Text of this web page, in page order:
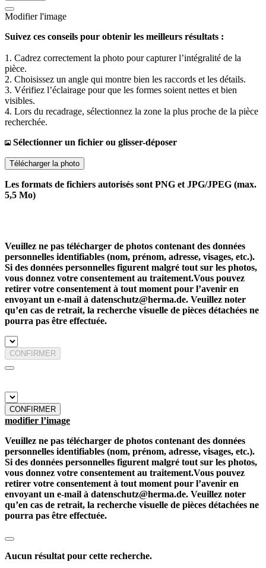
Modifier l'image
Suivez ces conseils pour obtenir les meilleurs résultats :
1. Cadrez correctement la photo pour capturer l’intégralité de la
pièce.
2. Choisissez un angle qui montre bien les raccords et les détails.
3. Vérifiez l’éclairage pour que les formes soient nettes et bien
visibles.
4. Lors du recadrage, sélectionnez la zone la plus proche de la pièce
recherchée.
Sélectionner un fichier ou glisser-déposer
Télécharger la photo
Les formats de fichiers autorisés sont PNG et JPG/JPEG (max.
5,5 Mo)
Veuillez ne pas télécharger de photos contenant des données
personnelles identifiables (nom, prénom, adresse, visages, etc.).
Si des données personnelles figurent malgré tout sur les photos,
vous donnez votre consentement au traitement.Vous pouvez
retirer votre consentement à tout moment pour l’avenir en
envoyant un e-mail à datenschutz@herma.de. Veuillez noter
qu’en cas de retrait, la recherche visuelle de pièces détachées ne
pourra pas être effectuée.
CONFIRMER
CONFIRMER
modifier l’image
Veuillez ne pas télécharger de photos contenant des données
personnelles identifiables (nom, prénom, adresse, visages, etc.).
Si des données personnelles figurent malgré tout sur les photos,
vous donnez votre consentement au traitement.Vous pouvez
retirer votre consentement à tout moment pour l’avenir en
envoyant un e-mail à datenschutz@herma.de. Veuillez noter
qu’en cas de retrait, la recherche visuelle de pièces détachées ne
pourra pas être effectuée.
Aucun résultat pour cette recherche.